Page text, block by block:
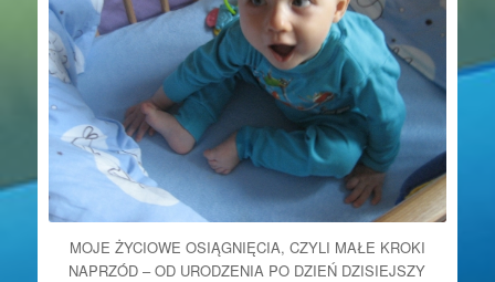
MOJE ŻYCIOWE OSIĄGNIĘCIA, CZYLI MAŁE KROKI
NAPRZÓD – OD URODZENIA PO DZIEŃ DZISIEJSZY